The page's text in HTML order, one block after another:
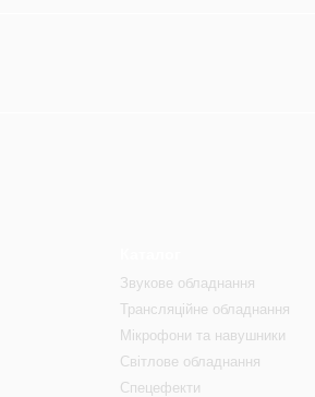
Звукове обладнання
Трансляційне обладнання
Мікрофони та навушники
Світлове обладнання
Спецефекти